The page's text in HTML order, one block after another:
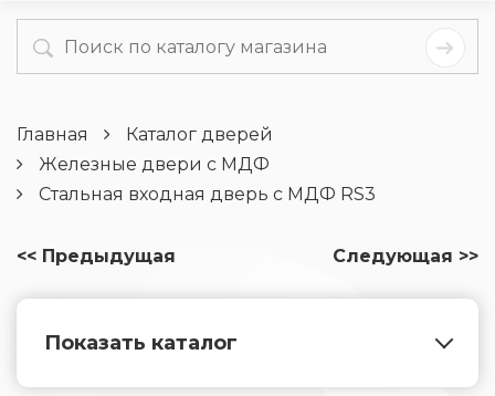
Главная
Каталог дверей
Железные двери с МДФ
Стальная входная дверь с МДФ RS3
<< Предыдущая Следующая >>
Показать каталог